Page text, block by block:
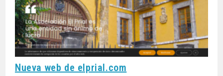
Nueva web de elprial.com